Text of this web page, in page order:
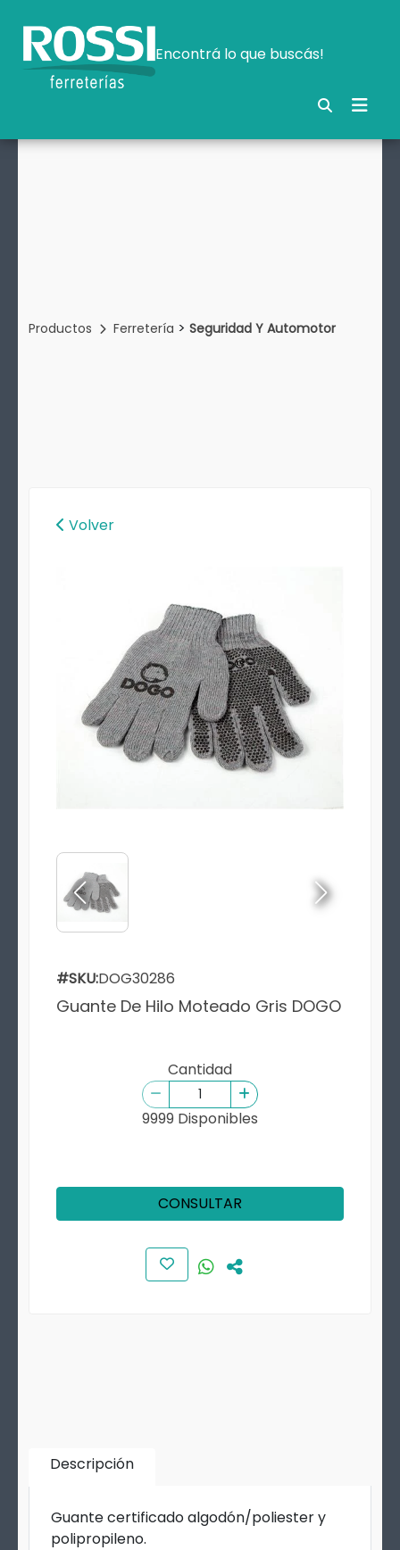
Encontrá lo que buscás!
Productos Ferretería > Seguridad Y Automotor
Volver
#SKU:DOG30286
Guante De Hilo Moteado Gris DOGO
Cantidad
9999 Disponibles
CONSULTAR
Descripción
Guante certificado algodón/poliester y
polipropileno.